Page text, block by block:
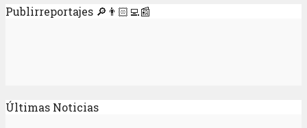
Publirreportajes 🔎👨🏻‍💻📰
Últimas Noticias